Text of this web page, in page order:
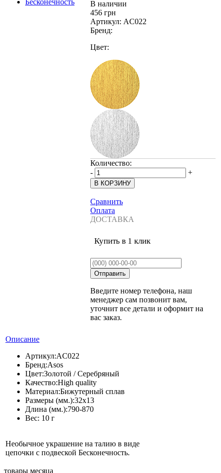
В наличии
456 грн
Артикул: AC022
Бренд:
Цвет:
Количество:
-
+
Сравнить
Оплата
ДОСТАВКА
Купить в 1 клик
Введите номер телефона, наш
менеджер сам позвонит вам,
уточнит все детали и оформит на
вас заказ.
Описание
Артикул:AC022
Бренд:Asos
Цвет:Золотой / Серебряный
Качество:High quality
Материал:Бижутерный сплав
Размеры (мм.):32x13
Длина (мм.):790-870
Вес: 10 г
Необычное украшение на талию в виде
цепочки с подвеской Бесконечность.
товары месяца